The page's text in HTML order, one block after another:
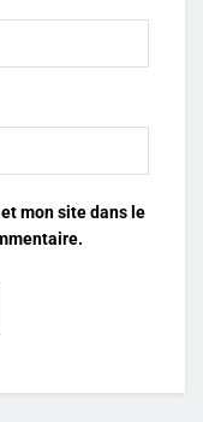
mon site dans le